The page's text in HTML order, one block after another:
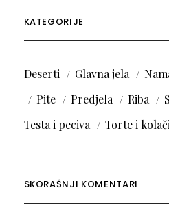
KATEGORIJE
Deserti Glavna jela
Pite
Predjela Riba
Testa i peciva
Torte i
SKORAŠNJI KOMENTARI